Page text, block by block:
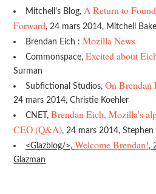
Mitchell's Blog, A Return to
Forward, 24 mars 2014, Mitchell
Brendan Eich : Mozilla News
Commonspace, Excited about
Surman
Subfictional Studios, On Brendan
24 mars 2014, Christie Koehler
CNET, Brendan Eich, Mozilla’s
CEO (Q&A), 24 mars 2014, Stephen
<Glazblog/>, Welcome Brendan!,
Glazman